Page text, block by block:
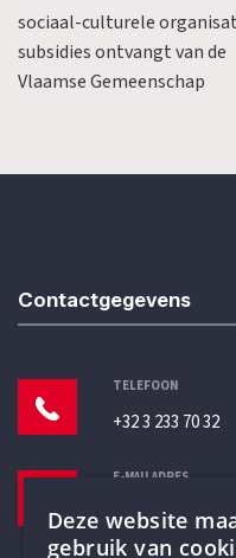
sociaal-culturele
subsidies ontvangt van de
Vlaamse Gemeenschap
Contactgegevens
TELEFOON
+32 3 233 70 32
E-MAILADRES
Deze website
gebruik van